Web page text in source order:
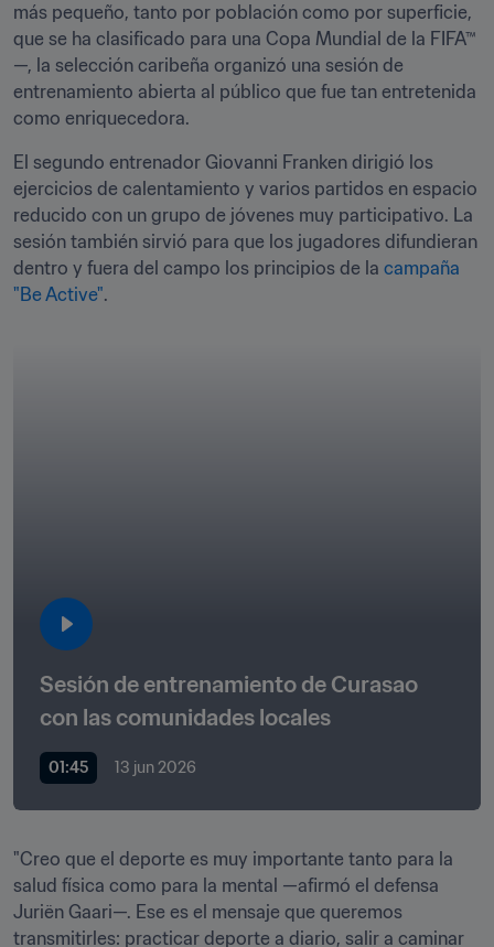
más pequeño, tanto por población como por superficie,
que se ha clasificado para una Copa Mundial de la FIFA™
—, la selección caribeña organizó una sesión de
entrenamiento abierta al público que fue tan entretenida
como enriquecedora.
El segundo entrenador Giovanni Franken dirigió los
ejercicios de calentamiento y varios partidos en espacio
reducido con un grupo de jóvenes muy participativo. La
sesión también sirvió para que los jugadores difundieran
dentro y fuera del campo los principios de la
"Be Active".
Sesión de entrenamiento de Curasao
con las comunidades locales
01:45 13 jun 2026
"Creo que el deporte es muy importante tanto para la
salud física como para la mental —afirmó el defensa
Juriën Gaari—. Ese es el mensaje que queremos
transmitirles: practicar deporte a diario, salir a caminar